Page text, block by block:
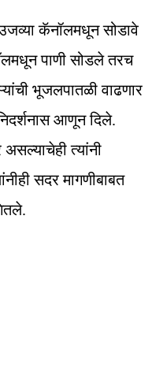
कॅनॉलमधून सोडावे
पाणी सोडले तरच
भूजलपातळी वाढणार
आणून दिले.
असल्याचेही त्यांनी
सदर मागणीबाबत